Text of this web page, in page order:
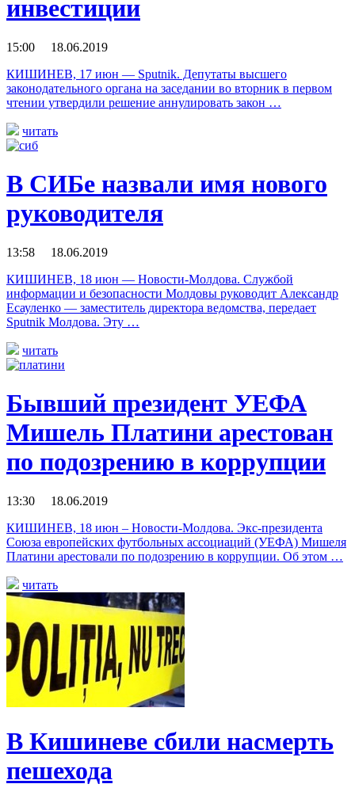
инвестиции
15:00 18.06.2019
КИШИНЕВ, 17 июн — Sputnik. Депутаты высшего
законодательного органа на заседании во вторник в первом
чтении утвердили решение аннулировать закон …
читать
В СИБе назвали имя нового
руководителя
13:58 18.06.2019
КИШИНЕВ, 18 июн — Новости-Молдова. Службой
информации и безопасности Молдовы руководит Александр
Есауленко — заместитель директора ведомства, передает
Sputnik Молдова. Эту …
читать
Бывший президент УЕФА
Мишель Платини арестован
по подозрению в коррупции
13:30 18.06.2019
КИШИНЕВ, 18 июн – Новости-Молдова. Экс-президента
Союза европейских футбольных ассоциаций (УЕФА) Мишеля
Платини арестовали по подозрению в коррупции. Об этом …
читать
В Кишиневе сбили насмерть
пешехода